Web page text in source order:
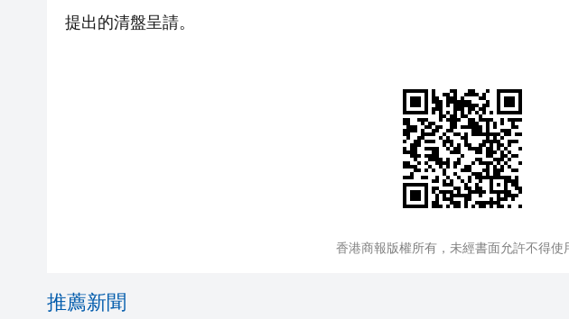
提出的清盤呈請。
香港商報版權所有，未經書面允許不得使
推薦新聞